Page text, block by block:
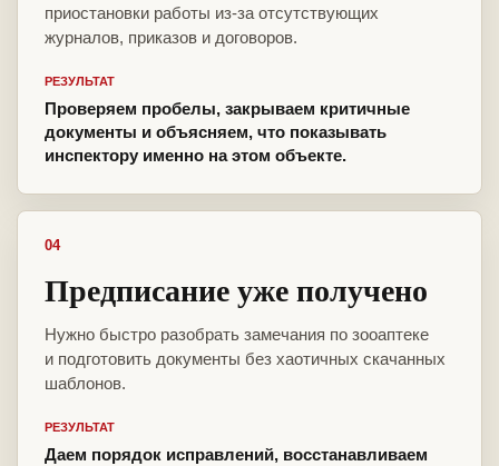
приостановки работы из-за отсутствующих
журналов, приказов и договоров.
РЕЗУЛЬТАТ
Проверяем пробелы, закрываем критичные
документы и объясняем, что показывать
инспектору именно на этом объекте.
04
Предписание уже получено
Нужно быстро разобрать замечания по зооаптеке
и подготовить документы без хаотичных скачанных
шаблонов.
РЕЗУЛЬТАТ
Даем порядок исправлений, восстанавливаем